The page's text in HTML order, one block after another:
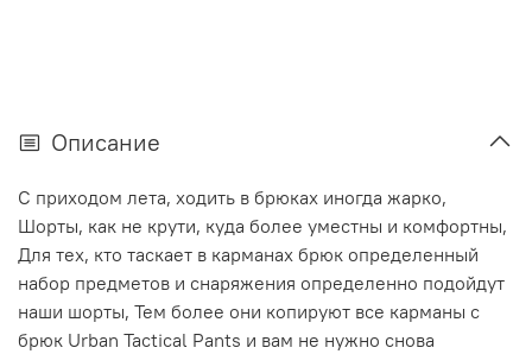
Описание
C приходом лета, ходить в брюках иногда жарко,
Шорты, как не крути, куда более уместны и комфортны,
Для тех, кто таскает в карманах брюк определенный
набор предметов и снаряжения определенно подойдут
наши шорты, Тем более они копируют все карманы с
брюк Urban Tactical Pants и вам не нужно снова